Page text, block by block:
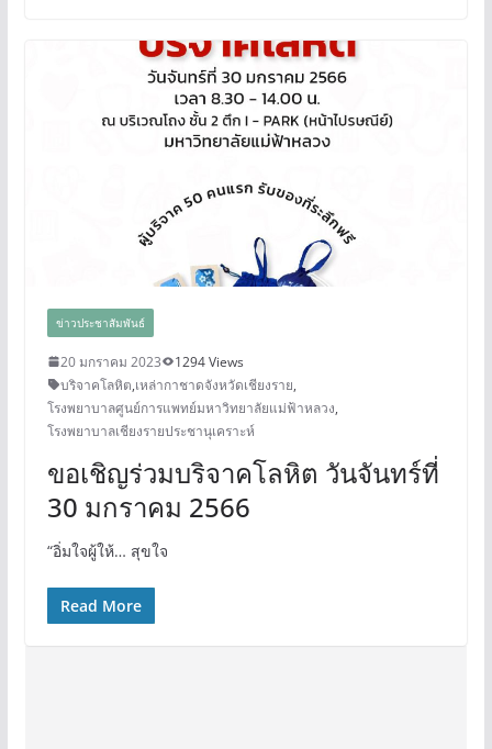
ข่าวประชาสัมพันธ์
20 มกราคม 2023
1294 Views
บริจาคโลหิต,เหล่ากาชาดจังหวัดเชียงราย,
โรงพยาบาลศูนย์การแพทย์มหาวิทยาลัยแม่ฟ้าหลวง,
โรงพยาบาลเชียงรายประชานุเคราะห์
ขอเชิญร่วมบริจาคโลหิต วันจันทร์ที่
30 มกราคม 2566
“อิ่มใจผู้ให้… สุขใจ
Read More